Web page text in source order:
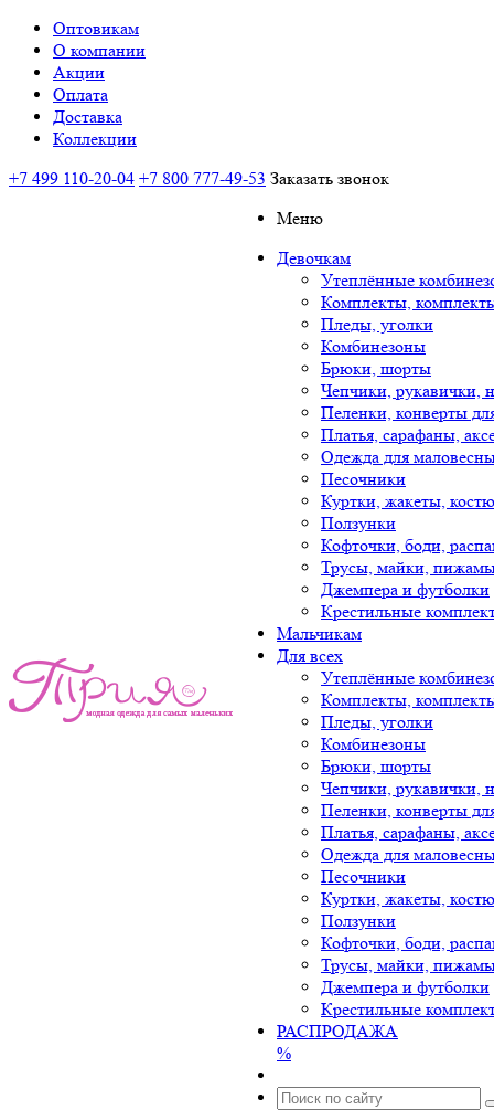
Оптовикам
О компании
Акции
Оплата
Доставка
Коллекции
+7 499 110-20-04 +7 800 777-49-53 Заказать звонок
Меню
Девочкам
Утеплённые
Комплекты,
Пледы, уголки
Комбинезоны
Брюки, шорты
Чепчики, рукавички,
Пеленки, конверты
Платья, сарафаны,
Одежда для
Песочники
Куртки, жакеты,
Ползунки
Кофточки, боди,
Трусы, майки,
Джемпера и футболки
Крестильные
Мальчикам
Для всех
Утеплённые
Комплекты,
Пледы, уголки
Комбинезоны
Брюки, шорты
Чепчики, рукавички,
Пеленки, конверты
Платья, сарафаны,
Одежда для
Песочники
Куртки, жакеты,
Ползунки
Кофточки, боди,
Трусы, майки,
Джемпера и футболки
Крестильные
РАСПРОДАЖА
%